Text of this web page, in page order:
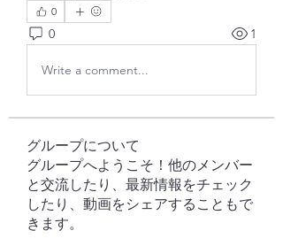
0
0 1
Write a comment...
グループについて
グループへようこそ！他のメンバー
と交流したり、最新情報をチェック
したり、動画をシェアすることもで
きます。